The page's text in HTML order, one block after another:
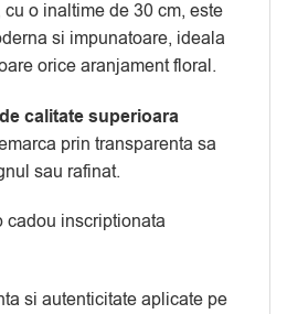
o inaltime de 30 cm, este
si impunatoare, ideala
orice aranjament floral.
calitate superioara
prin transparenta sa
sau rafinat.
cadou inscriptionata
si autenticitate aplicate pe